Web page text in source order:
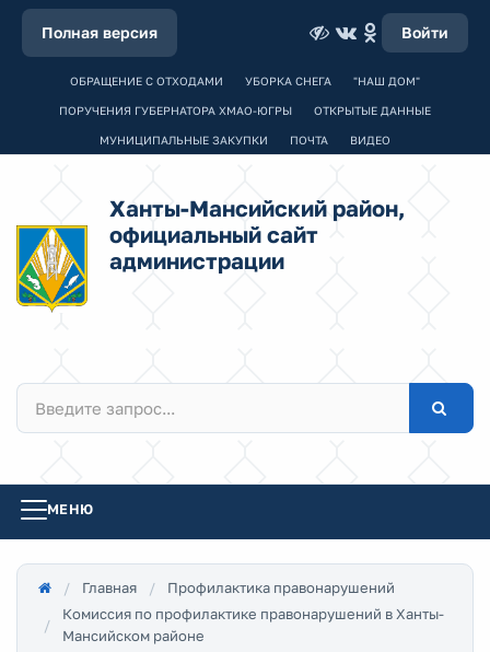
Полная версия Войти
ОБРАЩЕНИЕ С ОТХОДАМИ УБОРКА СНЕГА "НАШ ДОМ"
ПОРУЧЕНИЯ ГУБЕРНАТОРА ХМАО-ЮГРЫ ОТКРЫТЫЕ ДАННЫЕ
МУНИЦИПАЛЬНЫЕ ЗАКУПКИ ПОЧТА ВИДЕО
Ханты-Мансийский район,
официальный сайт
администрации
МЕНЮ
Главная
Профилактика правонарушений
Комиссия по профилактике правонарушений в Ханты-
Мансийском районе